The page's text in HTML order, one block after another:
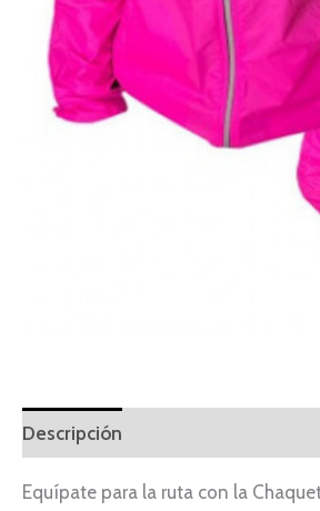
Descripción
Equípate para la ruta con la